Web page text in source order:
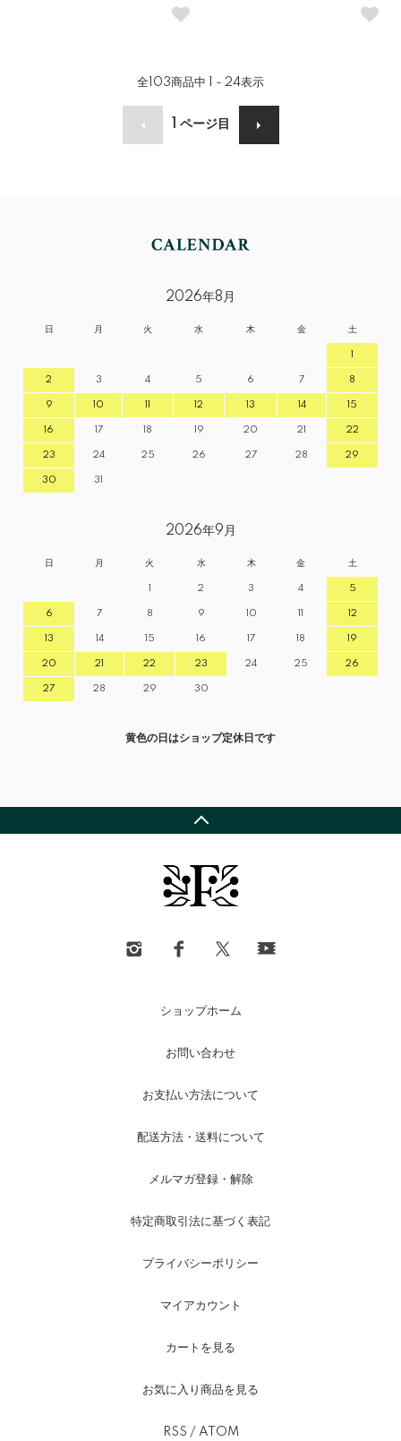
全 103商品中 1 - 24表示
ページ目
2026年8月
日 月 火 水 木 金 土
1
2 3 4 5 6 7 8
9 10 11 12 13 14 15
16 17 18 19 20 21 22
23 24 25 26 27 28 29
30 31
2026年9月
日 月 火 水 木 金 土
1 2 3 4 5
6 7 8 9 10 11 12
13 14 15 16 17 18 19
20 21 22 23 24 25 26
27 28 29 30
黄色の日はショップ定休日です
ショップホーム
お問い合わせ
お支払い方法について
配送方法・送料について
メルマガ登録・解除
特定商取引法に基づく表記
プライバシーポリシー
マイアカウント
カートを見る
お気に入り商品を見る
RSS / ATOM